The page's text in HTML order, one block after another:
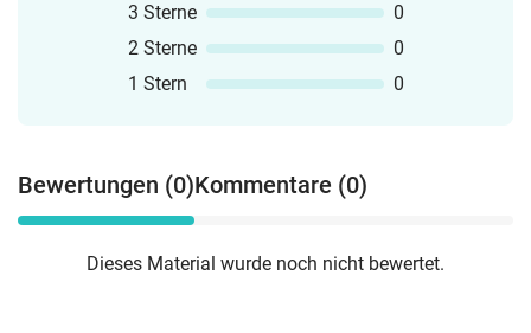
3 Sterne
0
2 Sterne
0
1 Stern
0
Bewertungen (0)Kommentare (0)
Dieses Material wurde noch nicht bewertet.